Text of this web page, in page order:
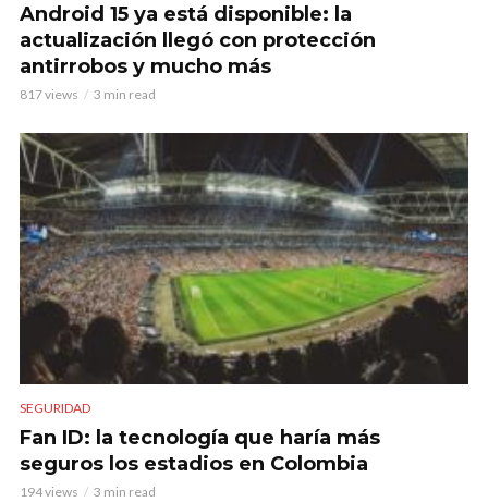
Android 15 ya está disponible: la
actualización llegó con protección
antirrobos y mucho más
817 views 3 min read
SEGURIDAD
Fan ID: la tecnología que haría más
seguros los estadios en Colombia
194 views 3 min read